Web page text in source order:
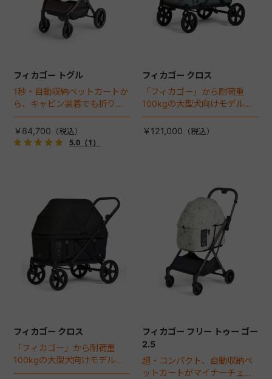
フィカゴー トグル
1秒・自動収納ペットカートか
ら、キャビン装着でも折りた
ためるモデルが登場！
￥84,700
5.0（1）
フィカゴー クロス
「フィカゴー」から耐荷重
100kgの大型犬向けモデルが
登場。
￥121,000
フィカゴー クロス
「フィカゴー」から耐荷重
100kgの大型犬向けモデルが
登場。
フィカゴー フリー トゥー ゴー
2.5
超・コンパクト、自動収納ペ
ットカートがマイナーチェン